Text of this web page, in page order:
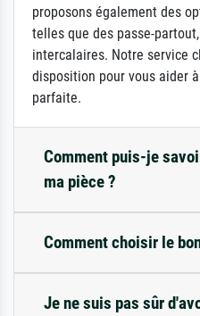
proposons également des
telles que des passe-
intercalaires. Notre service
disposition pour vous aider
parfaite.
Comment puis-je
ma pièce ?
Comment choisir le
Je ne suis pas sûr